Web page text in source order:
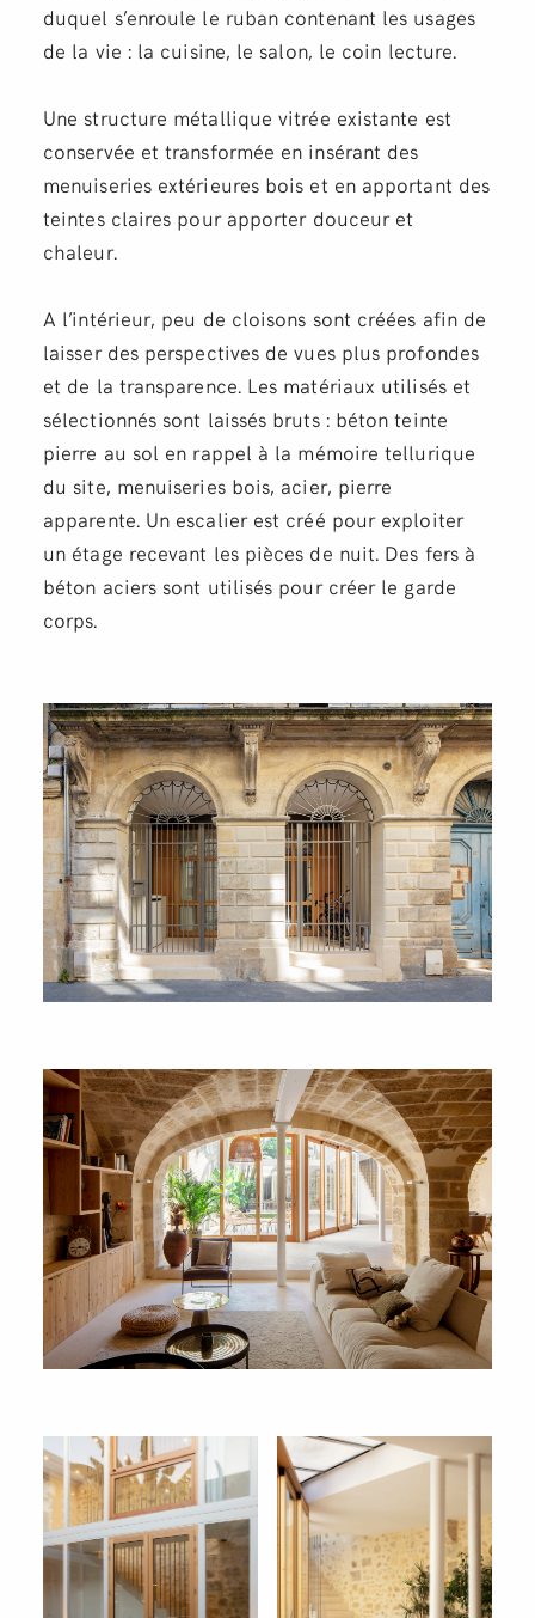
duquel s’enroule le ruban contenant les usages
de la vie : la cuisine, le salon, le coin lecture.
Une structure métallique vitrée existante est
conservée et transformée en insérant des
menuiseries extérieures bois et en apportant des
teintes claires pour apporter douceur et
chaleur.
A l’intérieur, peu de cloisons sont créées afin de
laisser des perspectives de vues plus profondes
et de la transparence. Les matériaux utilisés et
sélectionnés sont laissés bruts : béton teinte
pierre au sol en rappel à la mémoire tellurique
du site, menuiseries bois, acier, pierre
apparente. Un escalier est créé pour exploiter
un étage recevant les pièces de nuit. Des fers à
béton aciers sont utilisés pour créer le garde
corps.